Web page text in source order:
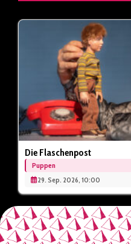
Die Flaschenpost
Puppen
29. Sep. 2026, 10:00